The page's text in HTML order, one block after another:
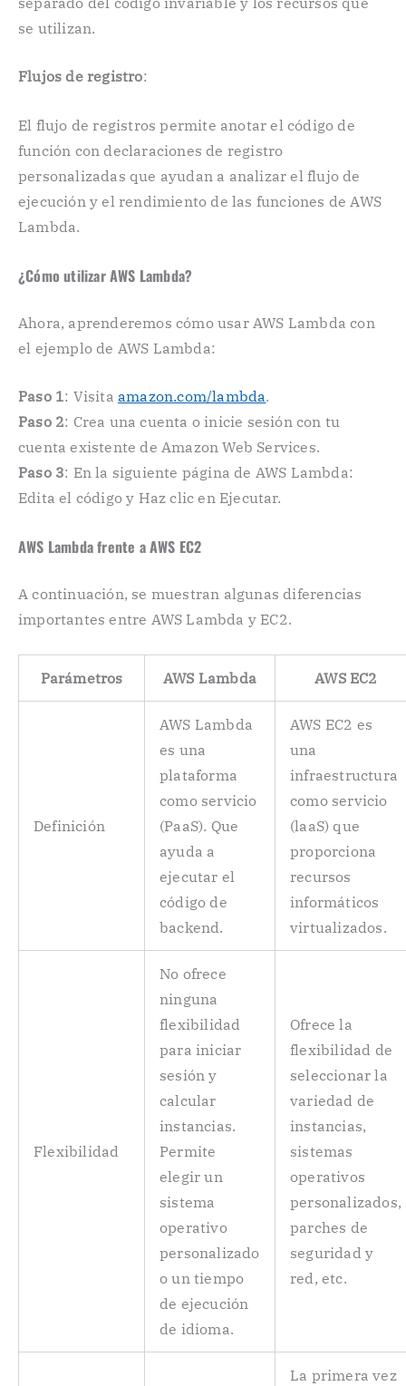
se utilizan.
Flujos de registro:
El flujo de registros permite anotar el código de
función con declaraciones de registro
personalizadas que ayudan a analizar el flujo de
ejecución y el rendimiento de las funciones de AWS
Lambda.
¿Cómo utilizar AWS Lambda?
Ahora, aprenderemos cómo usar AWS Lambda con
el ejemplo de AWS Lambda:
Paso 1: Visitaamazon.com/lambda.
Paso 2: Crea una cuenta o inicie sesión con tu
cuenta existente de Amazon Web Services.
Paso 3: En la siguiente página de AWS Lambda:
Edita el código y Haz clic en Ejecutar.
AWS Lambda frente a AWS EC2
A continuación, se muestran algunas diferencias
importantes entre AWS Lambda y EC2.
Parámetros AWS Lambda AWS EC2
Definición
AWS Lambda
es una
plataforma
como servicio
(PaaS). Que
ayuda a
ejecutar el
código de
backend.
AWS EC2 es
una
infraestructura
como servicio
(laaS) que
proporciona
recursos
informáticos
virtualizados.
Flexibilidad
No ofrece
ninguna
flexibilidad
para iniciar
sesión y
calcular
instancias.
Permite
elegir un
sistema
operativo
personalizado
o un tiempo
de ejecución
de idioma.
Ofrece la
flexibilidad de
seleccionar la
variedad de
instancias,
sistemas
operativos
personalizados,
parches de
seguridad y
red, etc.
La primera vez